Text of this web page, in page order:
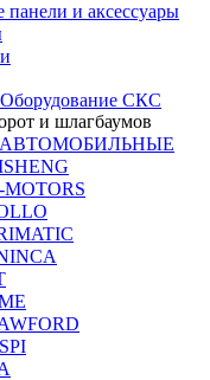
панели и аксессуары
Оборудование СКС
и шлагбаумов